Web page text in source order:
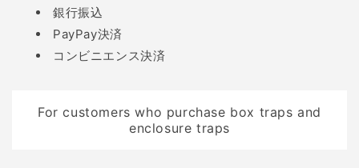
トレイルカメラで撮影さ
れた画像や動画を確認
し、対策への学びが得ら
「動物の警戒度の高
得ない限りは殺傷や捕獲
銀行振込
PayPay決済
コンビニエンス決済
For customers who purchase box traps and
enclosure traps